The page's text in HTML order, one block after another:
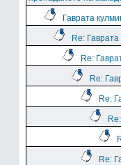
Гаврата
Re:
Re:
Re:
Re:
Re: